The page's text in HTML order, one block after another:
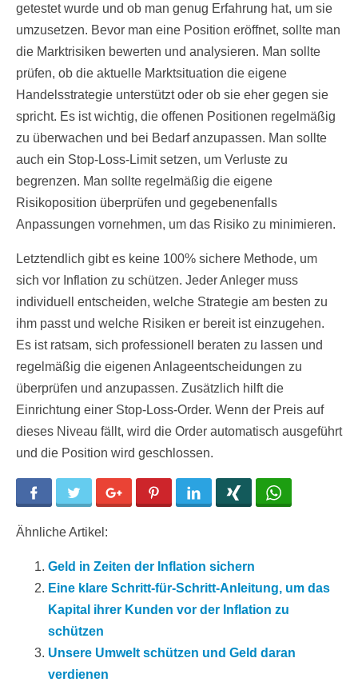
getestet wurde und ob man genug Erfahrung hat, um sie
umzusetzen. Bevor man eine Position eröffnet, sollte man
die Marktrisiken bewerten und analysieren. Man sollte
prüfen, ob die aktuelle Marktsituation die eigene
Handelsstrategie unterstützt oder ob sie eher gegen sie
spricht. Es ist wichtig, die offenen Positionen regelmäßig
zu überwachen und bei Bedarf anzupassen. Man sollte
auch ein Stop-Loss-Limit setzen, um Verluste zu
begrenzen. Man sollte regelmäßig die eigene
Risikoposition überprüfen und gegebenenfalls
Anpassungen vornehmen, um das Risiko zu minimieren.
Letztendlich gibt es keine 100% sichere Methode, um
sich vor Inflation zu schützen. Jeder Anleger muss
individuell entscheiden, welche Strategie am besten zu
ihm passt und welche Risiken er bereit ist einzugehen.
Es ist ratsam, sich professionell beraten zu lassen und
regelmäßig die eigenen Anlageentscheidungen zu
überprüfen und anzupassen. Zusätzlich hilft die
Einrichtung einer Stop-Loss-Order. Wenn der Preis auf
dieses Niveau fällt, wird die Order automatisch ausgeführt
und die Position wird geschlossen.
Facebook Twitter Google+ Pinterest LinkedIn
Ähnliche Artikel:
Geld in Zeiten der Inflation sichern
Eine klare Schritt-für-Schritt-Anleitung, um das
Kapital ihrer Kunden vor der Inflation zu
schützen
Unsere Umwelt schützen und Geld daran
verdienen